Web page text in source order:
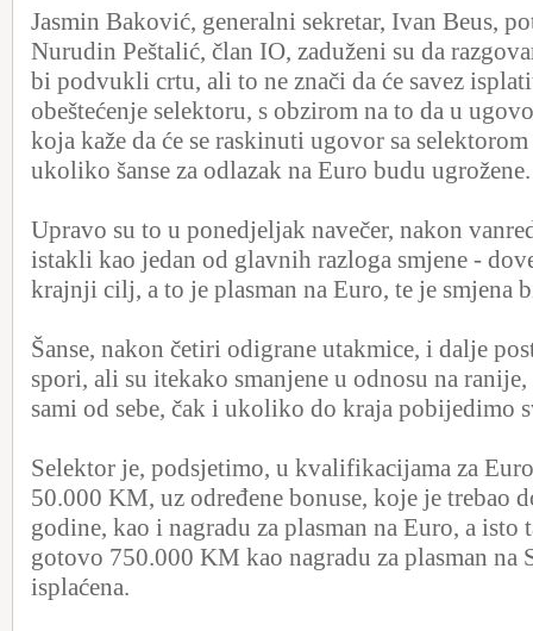
Jasmin Baković, generalni sekretar, Ivan Beus,
Nurudin Peštalić, član IO, zaduženi su da
bi podvukli crtu, ali to ne znači da će savez
obeštećenje selektoru, s obzirom na to da u
koja kaže da će se raskinuti ugovor sa
ukoliko šanse za odlazak na Euro budu ugrožene.
Upravo su to u ponedjeljak navečer, nakon
istakli kao jedan od glavnih razloga smjene -
krajnji cilj, a to je plasman na Euro, te je smjena
Šanse, nakon četiri odigrane utakmice, i dalje
spori, ali su itekako smanjene u odnosu na
sami od sebe, čak i ukoliko do kraja pobijedimo
Selektor je, podsjetimo, u kvalifikacijama za
50.000 KM, uz određene bonuse, koje je trebao
godine, kao i nagradu za plasman na Euro, a isto
gotovo 750.000 KM kao nagradu za plasman na
isplaćena.